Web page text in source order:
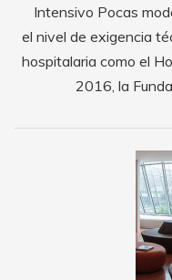
Intensivo Pocas
el nivel de exigencia
hospitalaria como el
2016, la